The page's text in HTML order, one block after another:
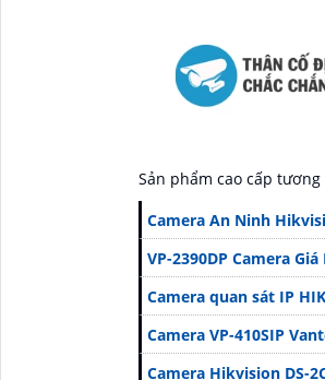
Sản phẩm cao cấp
Camera An Ninh
VP-2390DP Camera Giá
Camera quan sát IP
Camera VP-410SIP
Camera Hikvision DS-